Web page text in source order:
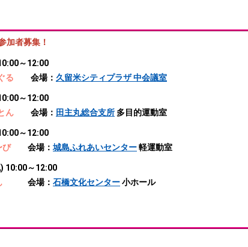
加者募集！
～12:00
ぐる 会場： 久留米シティプラザ 中会議室
～12:00
とん 会場： 田主丸総合支所 多目的運動室
～12:00
〜び 会場： 城島ふれあいセンター軽運動室
10:00～12:00
ん 会場： 石橋文化センター小ホール